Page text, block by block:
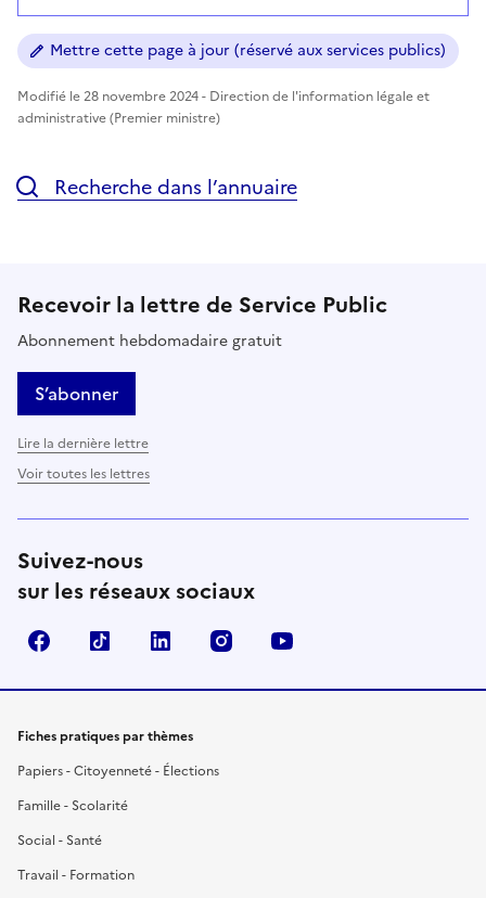
Mettre cette page à jour (réservé aux services publics)
Modifié le 28 novembre 2024 - Direction de l'information légale et
administrative (Premier ministre)
Recherche dans l’annuaire
Recevoir la lettre de Service Public
Abonnement hebdomadaire gratuit
S’abonner
Lire la dernière lettre
Voir toutes les lettres
Suivez-nous
sur les réseaux sociaux
FacebookTikTok LinkedIn Instagram
Fiches pratiques par thèmes
Papiers - Citoyenneté - Élections
Famille - Scolarité
Social - Santé
Travail - Formation